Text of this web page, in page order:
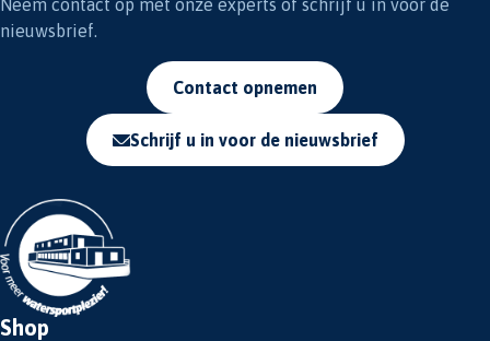
Neem contact op met onze experts of schrijf u in voor de
nieuwsbrief.
Contact opnemen
Schrijf u in voor de nieuwsbrief
Shop